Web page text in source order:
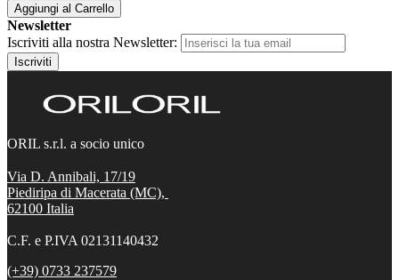
Aggiungi al Carrello
Newsletter
Iscriviti alla nostra Newsletter:
Iscriviti
ORIL s.r.l. a socio unico
Via D. Annibali, 17/19
Piediripa di Macerata (MC),
62100 Italia
C.F. e P.IVA 02131140432
(+39) 0733 237579